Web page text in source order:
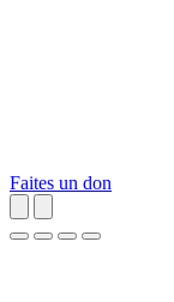
Faites un don